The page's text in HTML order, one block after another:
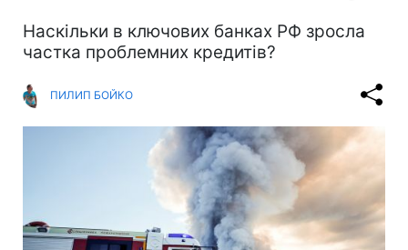
Наскільки в ключових банках РФ зросла
частка проблемних кредитів?
ПИЛИП БОЙКО